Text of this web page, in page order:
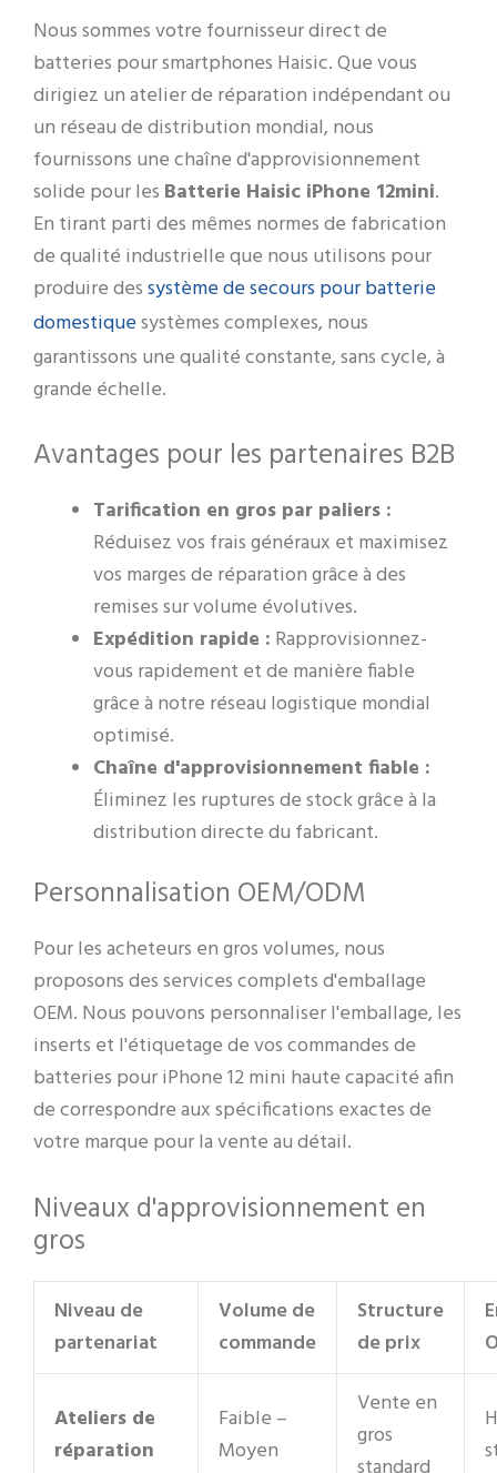
Nous sommes votre fournisseur direct de
batteries pour smartphones Haisic. Que vous
dirigiez un atelier de réparation indépendant ou
un réseau de distribution mondial, nous
fournissons une chaîne d'approvisionnement
solide pour les Batterie Haisic iPhone 12mini.
En tirant parti des mêmes normes de fabrication
de qualité industrielle que nous utilisons pour
produire dessystème de secours pour batterie
domestiquesystèmes complexes, nous
garantissons une qualité constante, sans cycle, à
grande échelle.
Avantages pour les partenaires B2B
Tarification en gros par paliers :
Réduisez vos frais généraux et maximisez
vos marges de réparation grâce à des
remises sur volume évolutives.
Expédition rapide : Rapprovisionnez-
vous rapidement et de manière fiable
grâce à notre réseau logistique mondial
optimisé.
Chaîne d'approvisionnement fiable :
Éliminez les ruptures de stock grâce à la
distribution directe du fabricant.
Personnalisation OEM/ODM
Pour les acheteurs en gros volumes, nous
proposons des services complets d'emballage
OEM. Nous pouvons personnaliser l'emballage, les
inserts et l'étiquetage de vos commandes de
batteries pour iPhone 12 mini haute capacité afin
de correspondre aux spécifications exactes de
votre marque pour la vente au détail.
Niveaux d'approvisionnement en
gros
Niveau de
partenariat
Volume de
commande
Structure
de prix
Ateliers de
réparation
Faible –
Moyen
Vente en
gros